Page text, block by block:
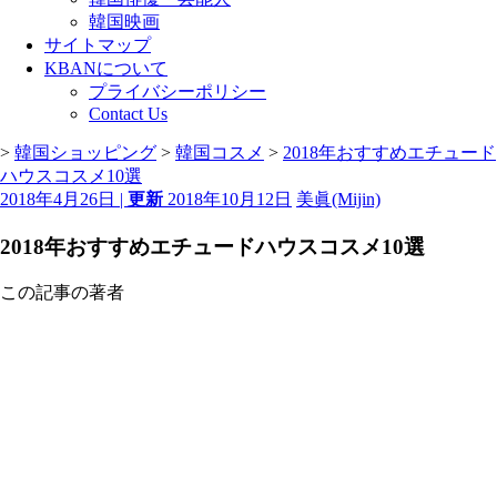
韓国映画
サイトマップ
KBANについて
プライバシーポリシー
Contact Us
> 韓国ショッピング > 韓国コスメ > 2018年おすすめエチュード
ハウスコスメ10選
2018年4月26日 | 更新 2018年10月12日 美眞(Mijin)
2018年おすすめエチュードハウスコスメ10選
この記事の著者